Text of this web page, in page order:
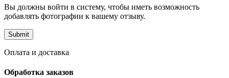
Вы должны войти в систему, чтобы иметь возможность
добавлять фотографии к вашему отзыву.
Оплата и доставка
Обработка заказов